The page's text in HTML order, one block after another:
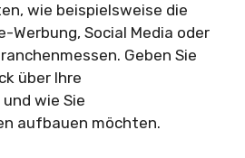
wie beispielsweise die
Werbung, Social Media oder
Geben Sie
über Ihre
wie Sie
aufbauen möchten.